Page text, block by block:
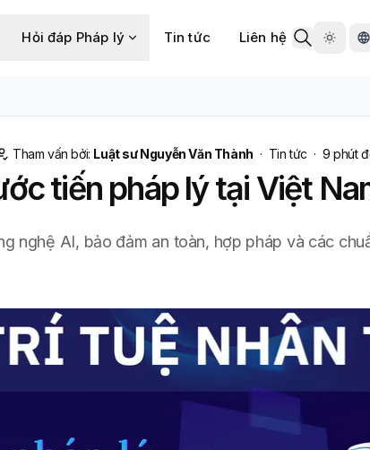
Hỏi đáp Pháp lý Tin tức Liên hệ
Tham vấn bởi: Luật sư Nguyễn Văn Thành · Tin tức ·9 phút
tiến pháp lý tại Việt
nghệ AI, bảo đảm an toàn, hợp pháp và các